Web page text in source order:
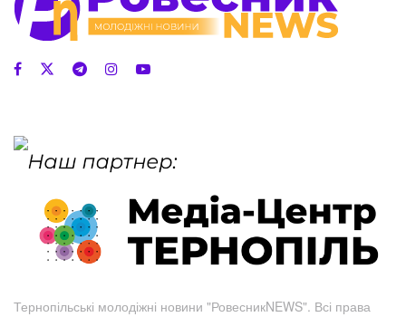
Тернопільські молодіжні новини "РовесникNEWS". Всі права